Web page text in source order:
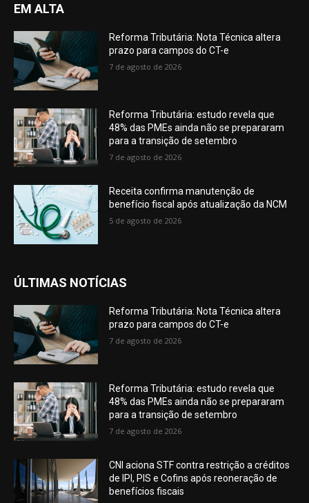
EM ALTA
Reforma Tributária: Nota Técnica altera
prazo para campos do CT-e
7 de agosto de 2026
Reforma Tributária: estudo revela que
48% das PMEs ainda não se prepararam
para a transição de setembro
7 de agosto de 2026
Receita confirma manutenção de
benefício fiscal após atualização da NCM
5 de agosto de 2026
ÚLTIMAS NOTÍCIAS
Reforma Tributária: Nota Técnica altera
prazo para campos do CT-e
7 de agosto de 2026
Reforma Tributária: estudo revela que
48% das PMEs ainda não se prepararam
para a transição de setembro
7 de agosto de 2026
CNI aciona STF contra restrição a créditos
de IPI, PIS e Cofins após reoneração de
benefícios fiscais